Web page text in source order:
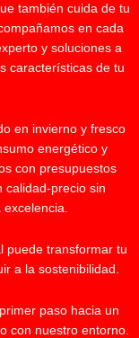
también cuida de tu
en cada
y soluciones a
características de tu
en invierno y fresco
energético y
con presupuestos
calidad-precio sin
puede transformar tu
a la sostenibilidad.
paso hacia un
con nuestro entorno.